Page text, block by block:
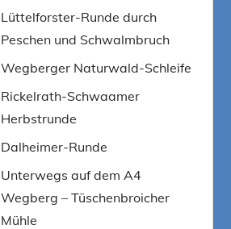
Lüttelforster-Runde durch
Peschen und Schwalmbruch
Wegberger Naturwald-Schleife
Rickelrath-Schwaamer
Herbstrunde
Dalheimer-Runde
Unterwegs auf dem A4
Wegberg – Tüschenbroicher
Mühle